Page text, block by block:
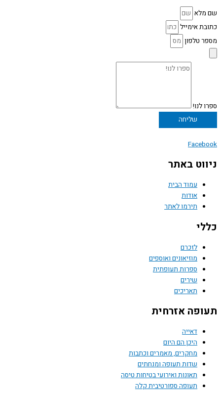
שם מלא
כתובת אימייל
מספר טלפון
ספרו לנו!
שליחה
Facebook
ניווט באתר
עמוד הבית
אודות
תירמו לאתר
כללי
לזכרם
מוזיאונים ואוספים
ספרות תעופתית
שירים
תאריכים
תעופה אזרחית
דאייה
היכן הם היום
מחקרים, מאמרים וכתבות
שדות תעופה ומנחתים
תאונות ואירועי בטיחות טיסה
תעופה ספורטיבית קלה